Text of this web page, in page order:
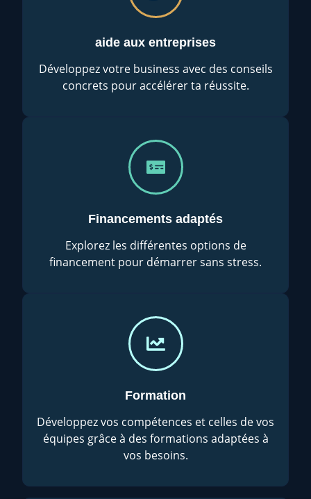
aide aux entreprises
Développez votre business avec des conseils
concrets pour accélérer ta réussite.
Financements adaptés
Explorez les différentes options de
financement pour démarrer sans stress.
Formation
Développez vos compétences et celles de vos
équipes grâce à des formations adaptées à
vos besoins.